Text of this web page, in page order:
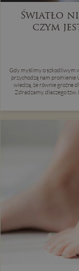
Światło
czym
Gdy myślimy o szkodliwym
przychodzą nam promienie
wiedzą, że równie groźne
Zdradzamy, dlaczego tzw.